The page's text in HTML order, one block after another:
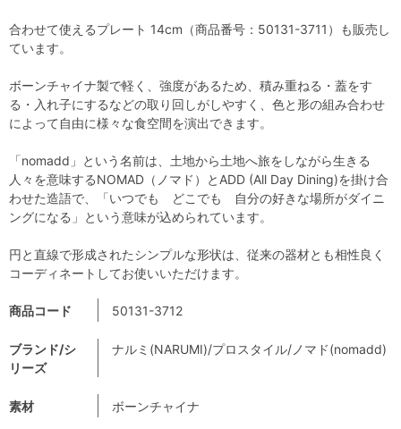
商品コード 50131-3712
ブランド/シ
リーズ
ナルミ(NARUMI)/プロスタイル/ノマド(nomadd)
素材 ボーンチャイナ
合わせて使えるプレート 14cm（商品番号：50131-3711）も販売し
ています。
ボーンチャイナ製で軽く、強度があるため、積み重ねる・蓋をす
る・入れ子にするなどの取り回しがしやすく、色と形の組み合わせ
によって自由に様々な食空間を演出できます。
「nomadd」という名前は、土地から土地へ旅をしながら生きる
人々を意味するNOMAD（ノマド）とADD (All Day Dining)を掛け合
わせた造語で、「いつでも どこでも 自分の好きな場所がダイニ
ングになる」という意味が込められています。
円と直線で形成されたシンプルな形状は、従来の器材とも相性良く
コーディネートしてお使いいただけます。